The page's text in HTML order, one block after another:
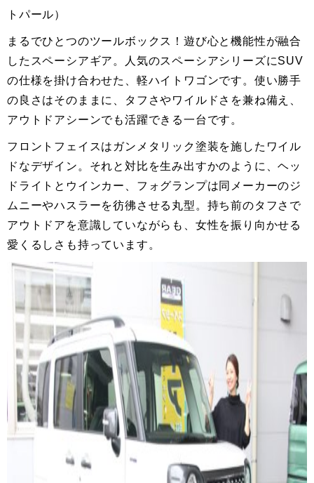
トパール）
まるでひとつのツールボックス！遊び心と機能性が融合
したスペーシアギア。人気のスペーシアシリーズにSUV
の仕様を掛け合わせた、軽ハイトワゴンです。使い勝手
の良さはそのままに、タフさやワイルドさを兼ね備え、
アウトドアシーンでも活躍できる一台です。
フロントフェイスはガンメタリック塗装を施したワイル
ドなデザイン。それと対比を生み出すかのように、ヘッ
ドライトとウインカー、フォグランプは同メーカーのジ
ムニーやハスラーを彷彿させる丸型。持ち前のタフさで
アウトドアを意識していながらも、女性を振り向かせる
愛くるしさも持っています。